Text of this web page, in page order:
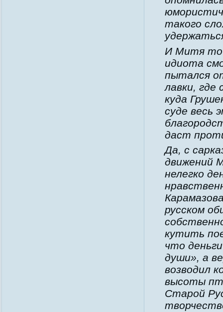
такого
И Митя то
идиота
пытался
лавки, где
куда
суде весь
даст
Да, с
движений
нелегко
русском
кутить
что
души», а
возводил
высоты
Старой